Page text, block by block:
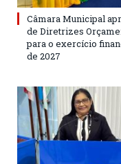
Câmara Municipal
de Diretrizes
para o exercício
de 2027